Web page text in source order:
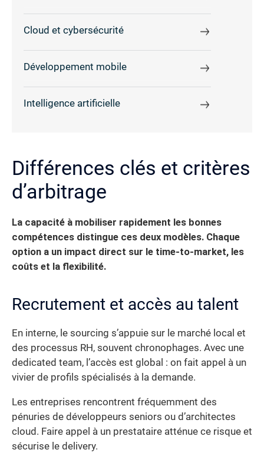
Cloud et cybersécurité
Développement mobile
Intelligence artificielle
Différences clés et critères
d’arbitrage
La capacité à mobiliser rapidement les bonnes
compétences distingue ces deux modèles. Chaque
option a un impact direct sur le time-to-market, les
coûts et la flexibilité.
Recrutement et accès au talent
En interne, le sourcing s’appuie sur le marché local et
des processus RH, souvent chronophages. Avec une
dedicated team, l’accès est global : on fait appel à un
vivier de profils spécialisés à la demande.
Les entreprises rencontrent fréquemment des
pénuries de développeurs seniors ou d’architectes
cloud. Faire appel à un prestataire atténue ce risque et
sécurise le delivery.